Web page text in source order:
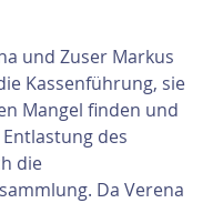
und Zuser Markus
Kassenführung, sie
Mangel finden und
des
die
Da Verena